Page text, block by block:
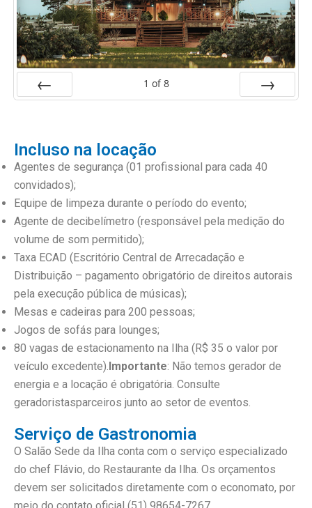
1 of 8
Incluso na locação
Agentes de segurança (01 profissional para cada 40
convidados);
Equipe de limpeza durante o período do evento;
Agente de decibelímetro (responsável pela medição do
volume de som permitido);
Taxa ECAD (Escritório Central de Arrecadação e
Distribuição – pagamento obrigatório de direitos autorais
pela execução pública de músicas);
Mesas e cadeiras para 200 pessoas;
Jogos de sofás para lounges;
80 vagas de estacionamento na Ilha (R$ 35 o valor por
veículo excedente).Importante: Não temos gerador de
energia e a locação é obrigatória. Consulte
geradoristasparceiros junto ao setor de eventos.
Serviço de Gastronomia
O Salão Sede da Ilha conta com o serviço especializado
do chef Flávio, do Restaurante da Ilha. Os orçamentos
devem ser solicitados diretamente com o economato, por